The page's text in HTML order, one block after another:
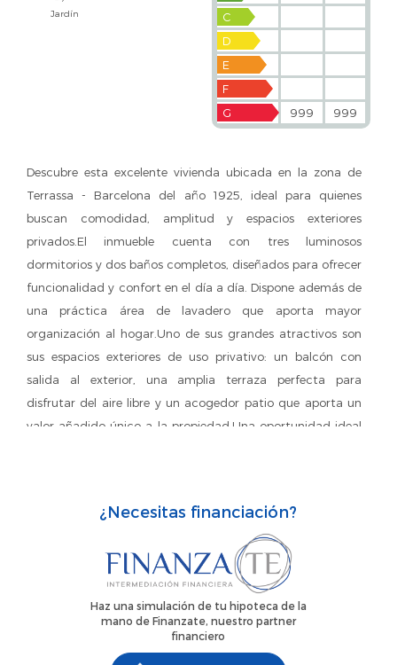
Jardín
C
D
E
F
G
999 999
Descubre esta excelente vivienda ubicada en la zona de
Terrassa - Barcelona del año 1925, ideal para quienes
buscan comodidad, amplitud y espacios exteriores
privados.El inmueble cuenta con tres luminosos
dormitorios y dos baños completos, diseñados para ofrecer
funcionalidad y confort en el día a día. Dispone además de
una práctica área de lavadero que aporta mayor
organización al hogar.Uno de sus grandes atractivos son
sus espacios exteriores de uso privativo: un balcón con
salida al exterior, una amplia terraza perfecta para
disfrutar del aire libre y un acogedor patio que aporta un
valor añadido único a la propiedad.Una oportunidad ideal
estan incluidos en los precios del anuncio, los cuales
pueden subir hasta un 3% más IVA sobre el valor de
publicación (si procede).
¿Necesitas financiación?
Haz una simulación de tu hipoteca de la
mano de Finanzate, nuestro partner
financiero